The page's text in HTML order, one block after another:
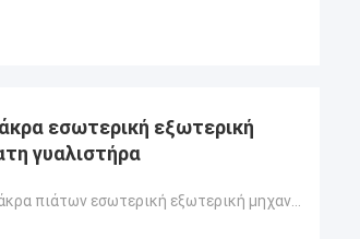
εσωτερική εξωτερική
γυαλιστήρα